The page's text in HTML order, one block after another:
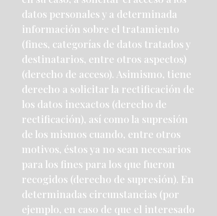
datos personales y a determinada
información sobre el tratamiento
(fines, categorías de datos tratados y
destinatarios, entre otros aspectos)
(derecho de acceso). Asimismo, tiene
derecho a solicitar la rectificación de
los datos inexactos (derecho de
rectificación), así como la supresión
de los mismos cuando, entre otros
motivos, éstos ya no sean necesarios
para los fines para los que fueron
recogidos (derecho de supresión). En
determinadas circunstancias (por
ejemplo, en caso de que el interesado